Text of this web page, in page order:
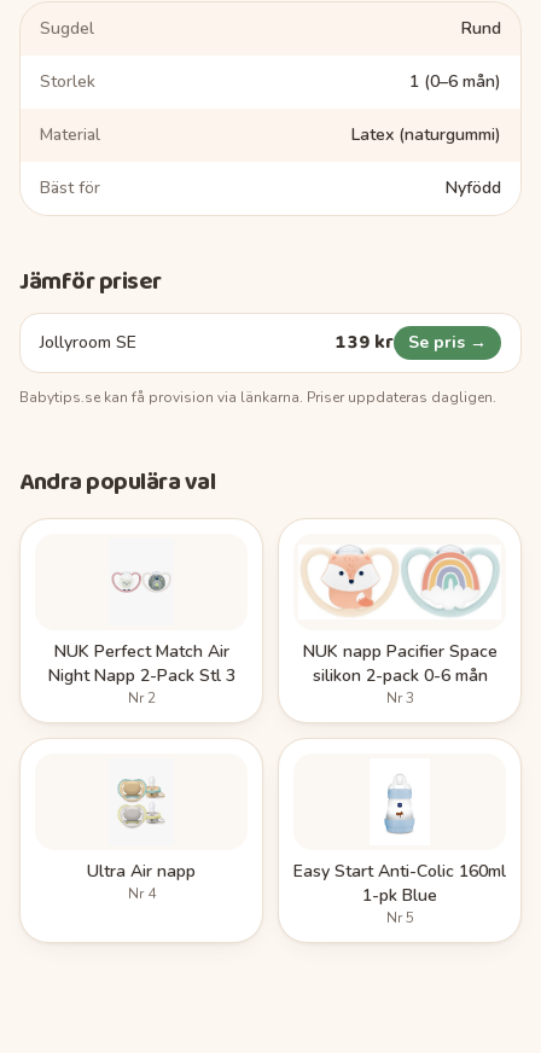
Sugdel Rund
Storlek 1 (0–6 mån)
Material Latex (naturgummi)
Bäst för Nyfödd
Jämför priser
Jollyroom SE 139 kr Se pris →
Babytips.se kan få provision via länkarna. Priser uppdateras dagligen.
Andra populära val
NUK Perfect Match Air
Night Napp 2-Pack Stl 3
Nr2
NUK napp Pacifier Space
silikon 2-pack 0-6 mån
Nr3
Ultra Air napp
Nr4
Easy Start Anti-Colic 160ml
1-pk Blue
Nr5